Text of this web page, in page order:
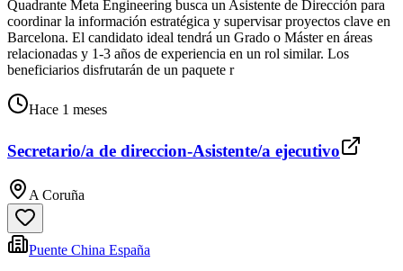
Quadrante Meta Engineering busca un Asistente de Dirección para
coordinar la información estratégica y supervisar proyectos clave en
Barcelona. El candidato ideal tendrá un Grado o Máster en áreas
relacionadas y 1-3 años de experiencia en un rol similar. Los
beneficiarios disfrutarán de un paquete r
Hace 1 meses
Secretario/a de direccion-Asistente/a ejecutivo
A Coruña
Puente China España